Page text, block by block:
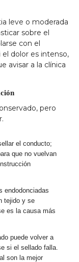
leve o moderada
sobre el
con el
el dolor es intenso,
avisar a la clínica
pero
el conducto;
que no vuelvan
endodonciadas
tejido y se
es la causa más
puede volver a
si el sellado falla.
son la mejor